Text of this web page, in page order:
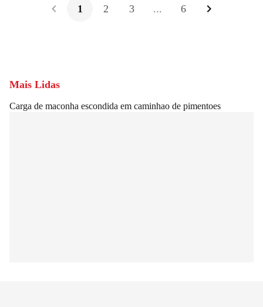
1 2 3 ... 6
Mais Lidas
Carga de maconha escondida em caminhao de pimentoes